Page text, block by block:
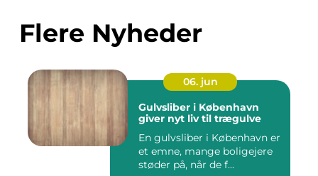
Flere Nyheder
06. jun
Gulvsliber i København
giver nyt liv til trægulve
En gulvsliber i København er
et emne, mange boligejere
støder på, når de f...